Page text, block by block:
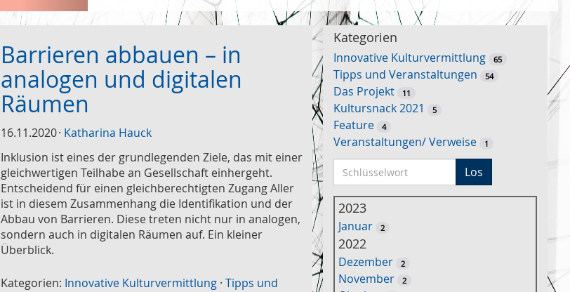
Barrieren abbauen – in
analogen und digitalen
Räumen
16.11.2020 Katharina Hauck
Inklusion ist eines der grundlegenden Ziele, das mit einer
gleichwertigen Teilhabe an Gesellschaft einhergeht.
Entscheidend für einen gleichberechtigten Zugang Aller
ist in diesem Zusammenhang die Identifikation und der
Abbau von Barrieren. Diese treten nicht nur in analogen,
sondern auch in digitalen Räumen auf. Ein kleiner
Überblick.
Kategorien: Innovative Kulturvermittlung ·Tipps und
Kategorien
Innovative Kulturvermittlung 65
Tipps und Veranstaltungen 54
Das Projekt 11
Kultursnack 2021 5
Feature 4
Veranstaltungen/ Verweise 1
c
h
ü
Los
2023
Januar 2
2022
Dezember 2
November 2